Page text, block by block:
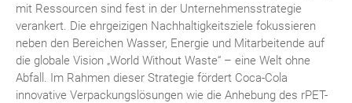
mit Ressourcen sind fest in der Unternehmensstrategie
verankert. Die ehrgeizigen Nachhaltigkeitsziele fokussieren
neben den Bereichen Wasser, Energie und Mitarbeitende auf
die globale Vision „World Without Waste“ – eine Welt ohne
Abfall. Im Rahmen dieser Strategie fördert Coca-Cola
innovative Verpackungslösungen wie die Anhebung des rPET-